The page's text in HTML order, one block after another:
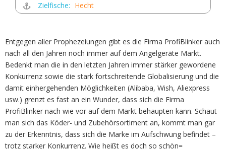
Zielfische: Hecht
Entgegen aller Prophezeiungen gibt es die Firma ProfiBlinker auch
nach all den Jahren noch immer auf dem Angelgeräte Markt.
Bedenkt man die in den letzten Jahren immer stärker gewordene
Konkurrenz sowie die stark fortschreitende Globalisierung und die
damit einhergehenden Möglichkeiten (Alibaba, Wish, Aliexpress
usw.) grenzt es fast an ein Wunder, dass sich die Firma
ProfiBlinker nach wie vor auf dem Markt behaupten kann. Schaut
man sich das Köder- und Zubehörsortiment an, kommt man gar
zu der Erkenntnis, dass sich die Marke im Aufschwung befindet –
trotz starker Konkurrenz. Wie heißt es doch so schön=